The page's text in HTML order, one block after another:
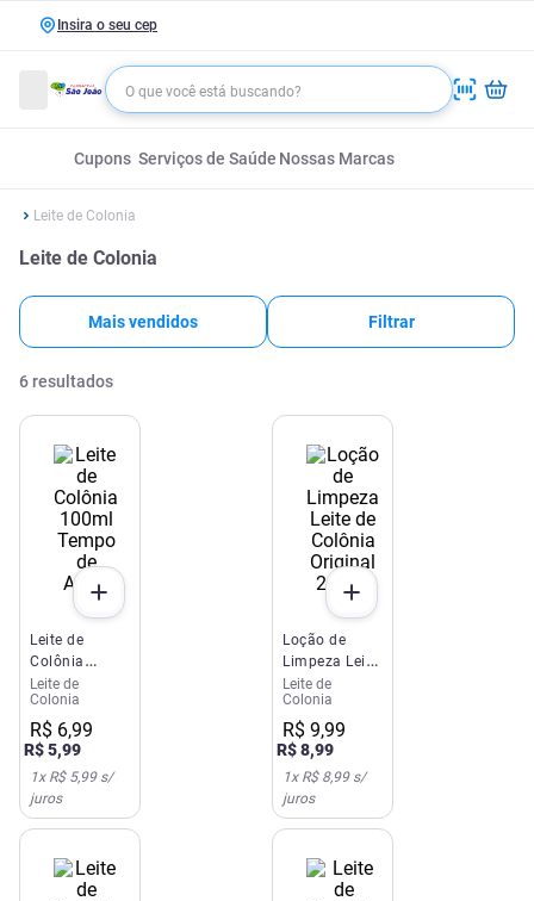
Insira o seu cep
Cupons Serviços de Saúde Nossas Marcas
Leite de Colonia
Leite de Colonia
Mais vendidos Filtrar
6 resultados
Leite de
Colônia
100ml Tempo
de Amar
Leite de
Colonia
R$ 6,99
R$5,99
1x R$ 5,99s/
juros
Loção de
Limpeza Leite
de Colônia
Original
200ml
Leite de
Colonia
R$ 9,99
R$8,99
1x R$ 8,99s/
juros